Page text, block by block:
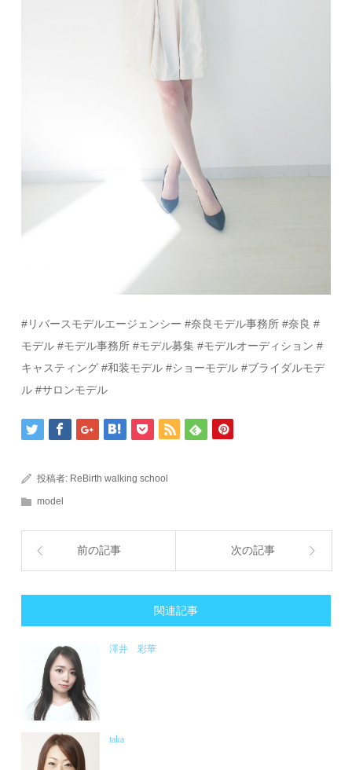
#リバースモデルエージェンシー #奈良モデル事務所 #奈良 #
モデル #モデル事務所 #モデル募集 #モデルオーディション #
キャスティング #和装モデル #ショーモデル #ブライダルモデ
ル #サロンモデル
投稿者: ReBirth walking school
model
前の記事 次の記事
関連記事
澤井 彩華
taka